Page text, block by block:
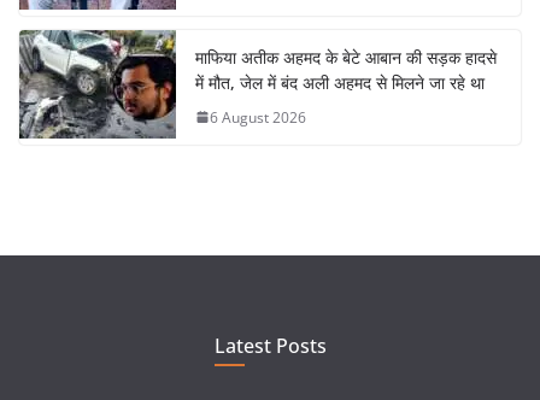
माफिया अतीक अहमद के बेटे आबान की सड़क हादसे
में मौत, जेल में बंद अली अहमद से मिलने जा रहे था
6 August 2026
Latest Posts